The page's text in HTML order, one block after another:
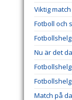
Viktig
Fotboll och
Nu är det
Fotbollshelg
Match på